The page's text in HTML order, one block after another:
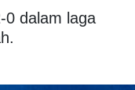
0 dalam laga